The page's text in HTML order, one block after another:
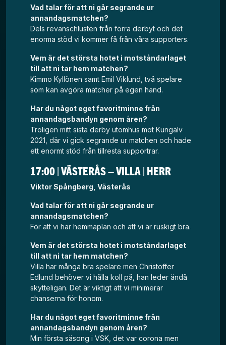
Vad talar för att ni går segrande ur
annandagsmatchen?
Dels revanschlusten från förra derbyt och det
enorma stöd vi kommer få från våra supporters.
Vem är det största hotet i motståndarlaget
till att ni tar hem matchen?
Kimmo Kyllönen samt Emil Viklund, två spelare
som kan avgöra matcher på egen hand.
Har du något eget favoritminne från
annandagsbandyn genom åren?
Troligen mitt sista derby utomhus mot Kungälv
2021, där vi gick segrande ur matchen och hade
ett enormt stöd från tillresta supportrar.
17:00 | VÄSTERÅS – VILLA | HERR
Viktor Spångberg, Västerås
Vad talar för att ni går segrande ur
annandagsmatchen?
För att vi har hemmaplan och att vi är ruskigt bra.
Vem är det största hotet i motståndarlaget
till att ni tar hem matchen?
Villa har många bra spelare men Christoffer
Edlund behöver vi hålla koll på, han leder ändå
skytteligan. Det är viktigt att vi minimerar
chanserna för honom.
Har du något eget favoritminne från
annandagsbandyn genom åren?
Min första säsong i VSK, det var corona men